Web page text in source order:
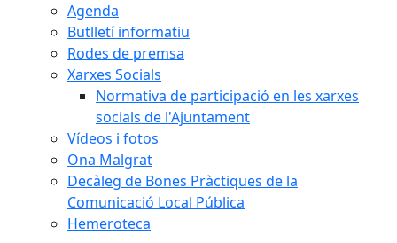
Agenda
Butlletí informatiu
Rodes de premsa
Xarxes Socials
Normativa de participació en les xarxes
socials de l'Ajuntament
Vídeos i fotos
Ona Malgrat
Decàleg de Bones Pràctiques de la
Comunicació Local Pública
Hemeroteca